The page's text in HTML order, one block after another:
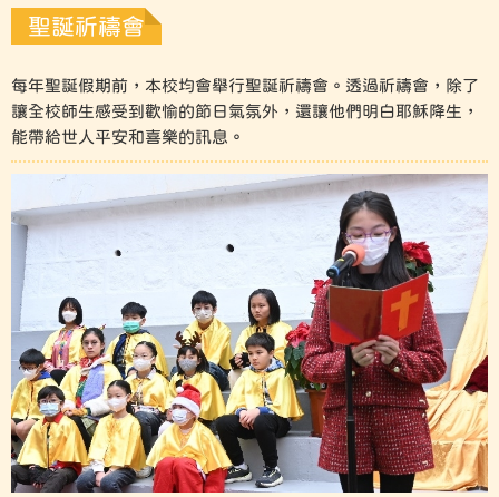
聖誕祈禱會
每年聖誕假期前，本校均會舉行聖誕祈禱會。透過祈禱會，除了
讓全校師生感受到歡愉的節日氣氛外，還讓他們明白耶穌降生，
能帶給世人平安和喜樂的訊息。